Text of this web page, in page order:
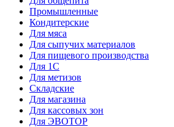
Промышленные
Кондитерские
Для мяса
Для сыпучих материалов
Для пищевого производства
Для 1С
Для метизов
Складские
Для магазина
Для кассовых зон
Для ЭВОТОР